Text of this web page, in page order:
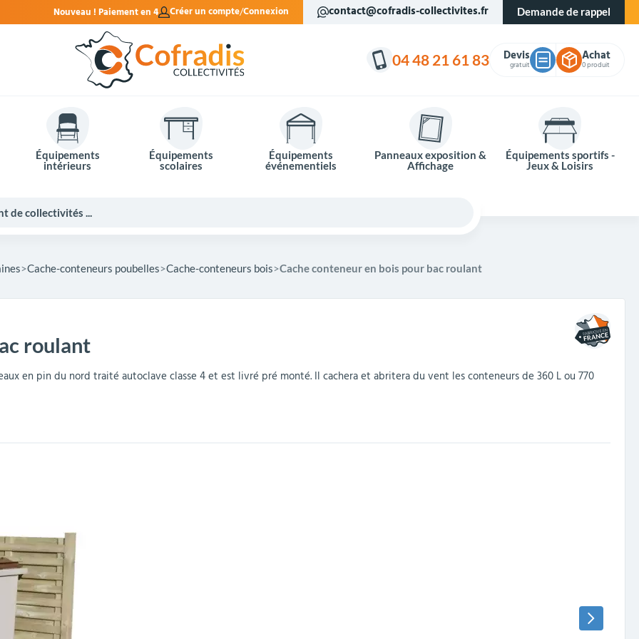
en 4x sans frais. Créer un compte Connexion contact@cofradis-collectivites.fr Demande de rappel
04 48 21 61 83 Devis
gratuit
Achat
0 produit
Équipements
intérieurs
Équipements
scolaires
Équipements
événementiels
Panneaux exposition &
Affichage
Équipements sportifs -
Jeux & Loisirs
Abris fumeurs
parking
Miroirs de sécurité
Mobilier de bureau
Mobilier crèche et
maternelle
Pavoisement
Cache-conteneurs poubelles Cache-conteneurs bois Cache conteneur en bois pour bac roulant
roulant
en pin du nord traité autoclave classe 4 et est livré pré monté. Il cachera et abritera du vent les conteneurs de 360 L ou 770